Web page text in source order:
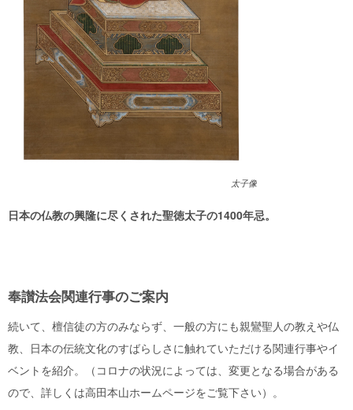
太子像
日本の仏教の興隆に尽くされた聖徳太子の1400年忌。
奉讃法会関連行事のご案内
続いて、檀信徒の方のみならず、一般の方にも親鸞聖人の教えや仏
教、日本の伝統文化のすばらしさに触れていただける関連行事やイ
ベントを紹介。（コロナの状況によっては、変更となる場合がある
ので、詳しくは高田本山ホームページをご覧下さい）。